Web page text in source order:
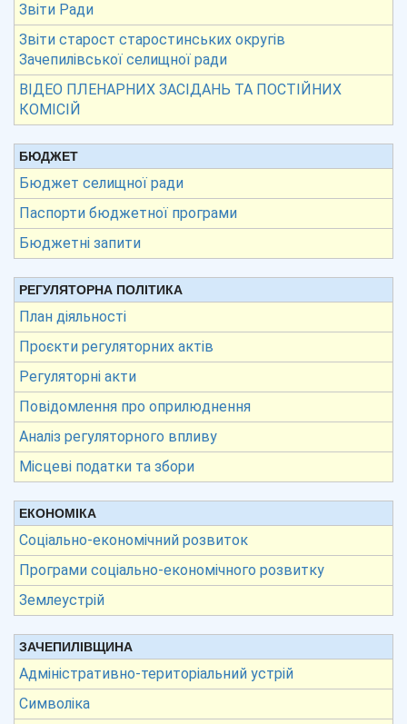
Звіти Ради
Звіти старост старостинських округів
Зачепилівської селищної ради
ВІДЕО ПЛЕНАРНИХ ЗАСІДАНЬ ТА ПОСТІЙНИХ
КОМІСІЙ
БЮДЖЕТ
Бюджет селищної ради
Паспорти бюджетної програми
Бюджетні запити
РЕГУЛЯТОРНА ПОЛІТИКА
План діяльності
Проєкти регуляторних актів
Регуляторні акти
Повідомлення про оприлюднення
Аналіз регуляторного впливу
Місцеві податки та збори
ЕКОНОМІКА
Соціально-економічний розвиток
Програми соціально-економічного розвитку
Землеустрій
ЗАЧЕПИЛІВЩИНА
Адміністративно-територіальний устрій
Символіка